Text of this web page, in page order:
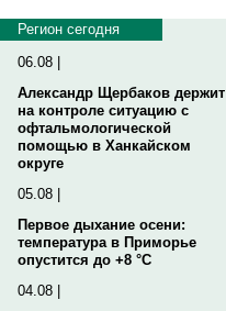
Регион сегодня
06.08 |
Александр Щербаков держит
на контроле ситуацию с
офтальмологической
помощью в Ханкайском
округе
05.08 |
Первое дыхание осени:
температура в Приморье
опустится до +8 °C
04.08 |